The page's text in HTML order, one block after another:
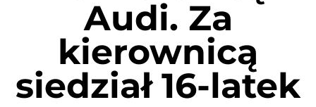
Audi. Za
kierownicą
siedział 16-latek